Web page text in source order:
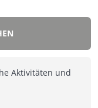
Aktivitäten und